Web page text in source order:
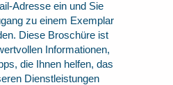
Adresse ein und Sie
zu einem Exemplar
Diese Broschüre ist
Informationen,
die Ihnen helfen, das
Dienstleistungen